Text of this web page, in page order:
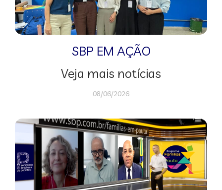
SBP EM AÇÃO
Veja mais notícias
08/06/2026